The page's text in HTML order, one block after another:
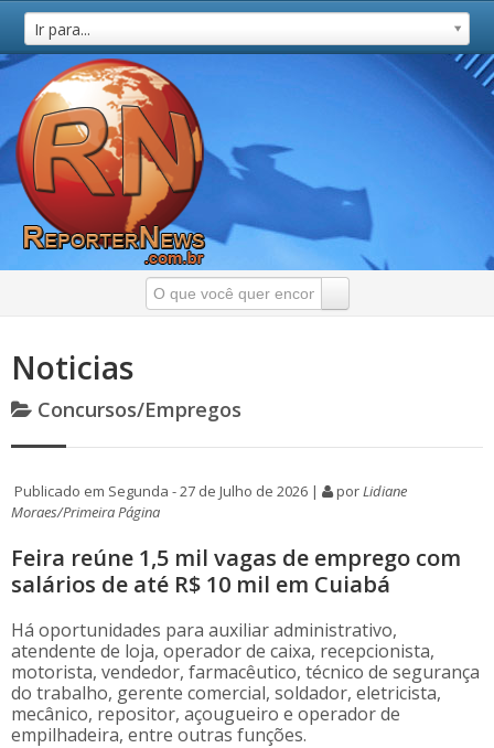
Ir para...
Noticias
Concursos/Empregos
Publicado em Segunda - 27 de Julho de 2026 | porLidiane
Moraes/Primeira Página
Feira reúne 1,5 mil vagas de emprego com
salários de até R$ 10 mil em Cuiabá
Há oportunidades para auxiliar administrativo,
atendente de loja, operador de caixa, recepcionista,
motorista, vendedor, farmacêutico, técnico de segurança
do trabalho, gerente comercial, soldador, eletricista,
mecânico, repositor, açougueiro e operador de
empilhadeira, entre outras funções.